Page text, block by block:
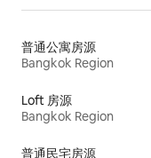
普通公寓房源
Bangkok Region
Loft 房源
Bangkok Region
普通民宅房源